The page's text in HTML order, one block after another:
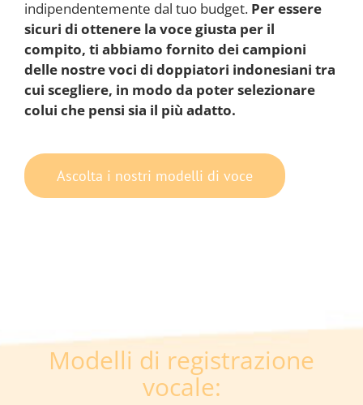
indipendentemente dal tuo budget. Per essere
sicuri di ottenere la voce giusta per il
compito, ti abbiamo fornito dei campioni
delle nostre voci di doppiatori indonesiani tra
cui scegliere, in modo da poter selezionare
colui che pensi sia il più adatto.
Ascolta i nostri modelli di voce
Modelli di registrazione
vocale: